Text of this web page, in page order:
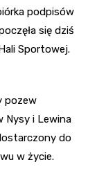
podpisów
się dziś
Sportowej.
pozew
Nysy i Lewina
do
w życie.